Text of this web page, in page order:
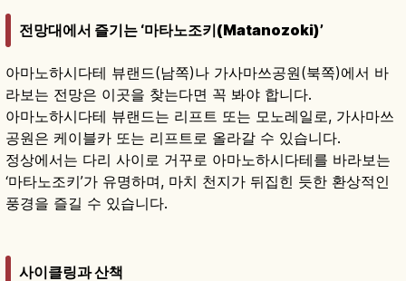
전망대에서 즐기는 ‘마타노조키(Matanozoki)’
아마노하시다테 뷰랜드(남쪽)나 가사마쓰공원(북쪽)에서 바
라보는 전망은 이곳을 찾는다면 꼭 봐야 합니다.
아마노하시다테 뷰랜드는 리프트 또는 모노레일로, 가사마쓰
공원은 케이블카 또는 리프트로 올라갈 수 있습니다.
정상에서는 다리 사이로 거꾸로 아마노하시다테를 바라보는
‘마타노조키’가 유명하며, 마치 천지가 뒤집힌 듯한 환상적인
풍경을 즐길 수 있습니다.
사이클링과 산책